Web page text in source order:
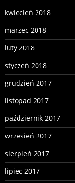
kwiecień 2018
marzec 2018
luty 2018
styczeń 2018
grudzień 2017
listopad 2017
październik 2017
wrzesień 2017
sierpień 2017
lipiec 2017